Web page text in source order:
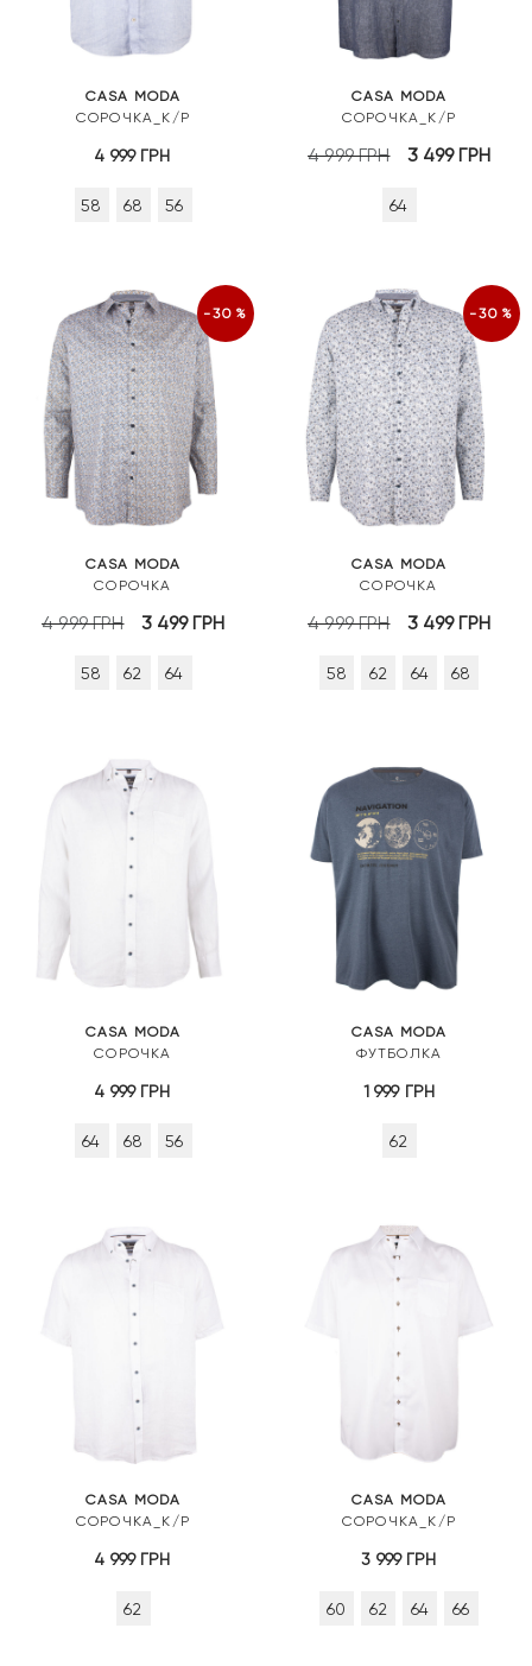
CASA MODA
СОРОЧКА_К/Р
4 999 ГРН
58 68 56
CASA MODA
СОРОЧКА_К/Р
4 999ГРН
Оригінальна
4
3 499 ГРН
64
-30%
CASA MODA
СОРОЧКА
4 999ГРН
Оригінальна
4
3 499 ГРН
Поточна
58 62 64
-30%
CASA MODA
СОРОЧКА
4 999ГРН
Оригінальна
4
3 499 ГРН
58 62 64 68
CASA MODA
СОРОЧКА
4 999 ГРН
64 68 56
CASA MODA
ФУТБОЛКА
1 999 ГРН
62
CASA MODA
СОРОЧКА_К/Р
4 999 ГРН
62
CASA MODA
СОРОЧКА_К/Р
3 999 ГРН
60 62 64 66